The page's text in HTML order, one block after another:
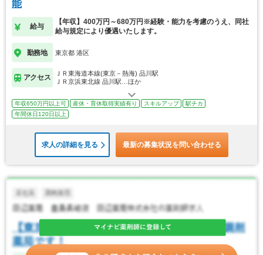
能
給与
【年収】400万円～680万円※経験・能力を考慮のうえ、同社
給与規定により優遇いたします。
勤務地 東京都 港区
アクセス
ＪＲ東海道本線(東京－熱海) 品川駅
ＪＲ京浜東北線 品川駅…ほか
年収650万円以上可 産休・育休取得実績有り スキルアップ
駅チカ
年間休日120日以上
求人の詳細を見る 最新の募集状況を問い合わせる